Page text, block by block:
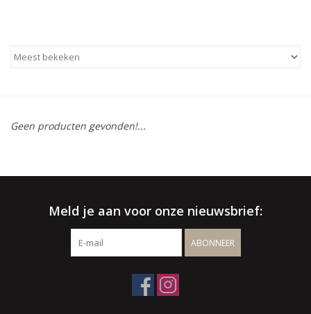
Merken
Geen producten gevonden!...
Meld je aan voor onze nieuwsbrief:
ABONNEER